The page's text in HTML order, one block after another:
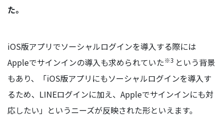
た。
iOS版アプリでソーシャルログインを導入する際には
Appleでサインインの導入も求められていた※3 という背景
もあり、「iOS版アプリにもソーシャルログインを導入す
るため、LINEログインに加え、Appleでサインインにも対
応したい」というニーズが反映された形といえます。